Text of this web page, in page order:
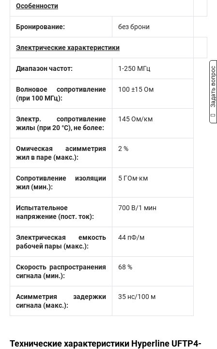
Особенности
Бронирование: без брони
Электрические характеристики
Диапазон частот: 1-250 МГц
Волновое сопротивление
(при 100 МГц):
100 ±15 Ом
Электр. сопротивление
жилы (при 20 °С), не более:
145 Ом/км
Омическая асимметрия
жил в паре (макс.):
2 %
Сопротивление изоляции
жил (мин.):
5 ГОм·км
Испытательное
напряжение (пост. ток):
700 В/1 мин
Электрическая емкость
рабочей пары (макс.):
44 пФ/м
Скорость распространения
сигнала (мин.):
68 %
Асимметрия задержки
сигнала (макс.):
35 нс/100 м
Технические характеристики Hyperline UFTP4-
Задать вопрос